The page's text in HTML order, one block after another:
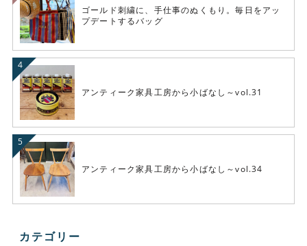
ゴールド刺繍に、手仕事のぬくもり。毎日をアッ
プデートするバッグ
アンティーク家具工房から小ばなし～vol.31
アンティーク家具工房から小ばなし～vol.34
カテゴリー